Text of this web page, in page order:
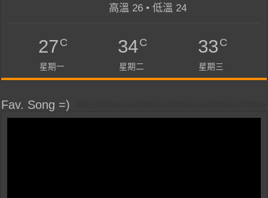
高溫 26 • 低溫 24
27C
星期一
34C
星期二
33C
星期三
Fav. Song =)